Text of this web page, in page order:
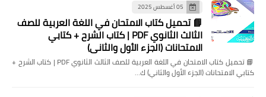
05 أغسطس 2025
📘 تحميل كتاب الامتحان في اللغة العربية للصف
الثالث الثانوي PDF | كتاب الشرح + كتابي
الامتحانات (الجزء الأول والثاني)
📘 تحميل كتاب الامتحان في اللغة العربية للصف الثالث الثانوي PDF | كتاب الشرح +
كتابي الامتحانات (الجزء الأول والثاني) ك…